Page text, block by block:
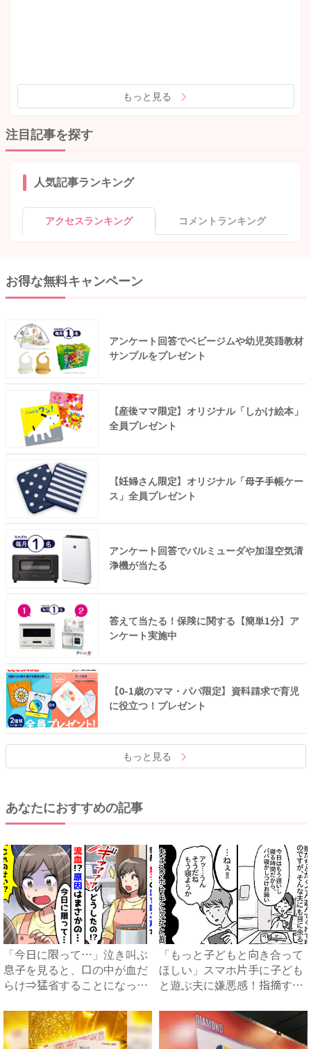
もっと見る
注目記事を探す
人気記事ランキング
アクセスランキング コメントランキング
お得な無料キャンペーン
アンケート回答でベビージムや幼児英語教材
サンプルをプレゼント
【産後ママ限定】オリジナル「しかけ絵本」
全員プレゼント
【妊婦さん限定】オリジナル「母子手帳ケー
ス」全員プレゼント
アンケート回答でバルミューダや加湿空気清
浄機が当たる
答えて当たる！保険に関する【簡単1分】ア
ンケート実施中
【0-1歳のママ・パパ限定】資料請求で育児
に役立つ！プレゼント
もっと見る
あなたにおすすめの記事
「今日に限って…」泣き叫ぶ
息子を見ると、口の中が血だ
らけ⇒猛省することになった
「もっと子どもと向き合って
ほしい」スマホ片手に子ども
と遊ぶ夫に嫌悪感！指摘する